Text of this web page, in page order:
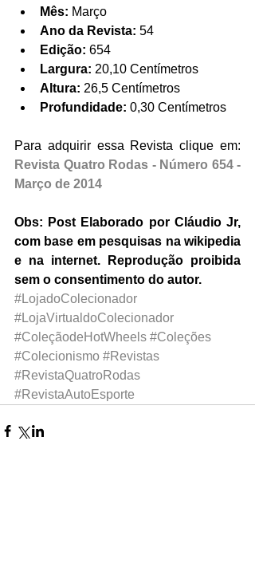
Mês: Março
Ano da Revista: 54
Edição: 654
Largura: 20,10 Centímetros
Altura: 26,5 Centímetros
Profundidade: 0,30 Centímetros
Revista Quatro Rodas - Número 654 -
Março de 2014
Obs: Post Elaborado por Cláudio Jr,
com base em pesquisas na wikipedia
e na internet. Reprodução proibida
sem o consentimento do autor.
#LojadoColecionador
#LojaVirtualdoColecionador
#ColeçãodeHotWheels #Coleções
#Colecionismo #Revistas
#RevistaQuatroRodas
#RevistaAutoEsporte